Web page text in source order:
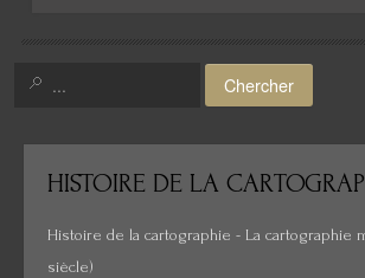
Moyen-Orient
Histoire de la cartographie
Cartes insolites, anciennes...
Chercher
HISTOIRE DE LA
Histoire de la cartographie - La cartographie
siècle)